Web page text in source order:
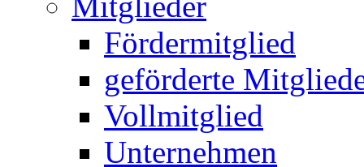
Fördermitglied
geförderte
Vollmitglied
Unternehmen